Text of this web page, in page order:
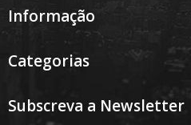
Informação
Categorias
Subscreva a Newsletter